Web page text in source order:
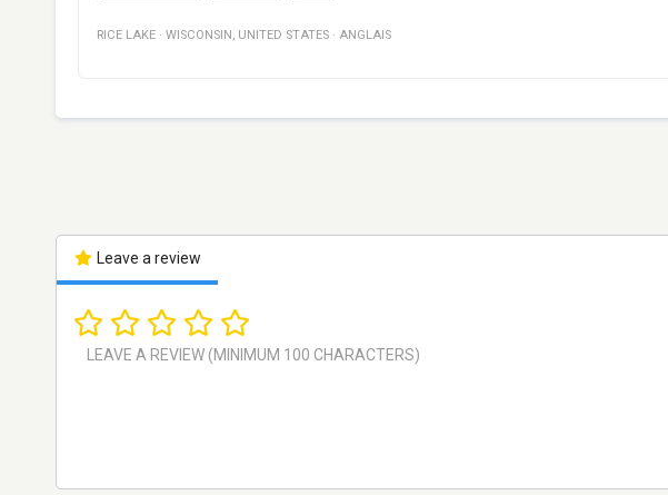
RICE LAKE · WISCONSIN , UNITED STATES · ANGLAIS
Leave a review